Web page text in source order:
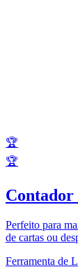
🏆
🏆
Contador
Perfeito para
de cartas ou
Ferramenta de